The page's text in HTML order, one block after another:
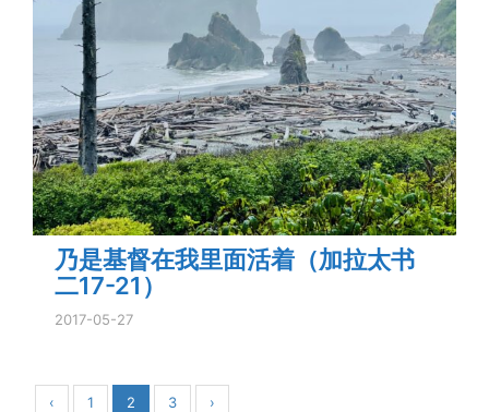
乃是基督在我里面活着（加拉太书
二17-21）
2017-05-27
‹ 1 2 3 ›